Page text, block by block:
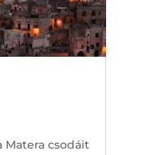
Matera csodáit